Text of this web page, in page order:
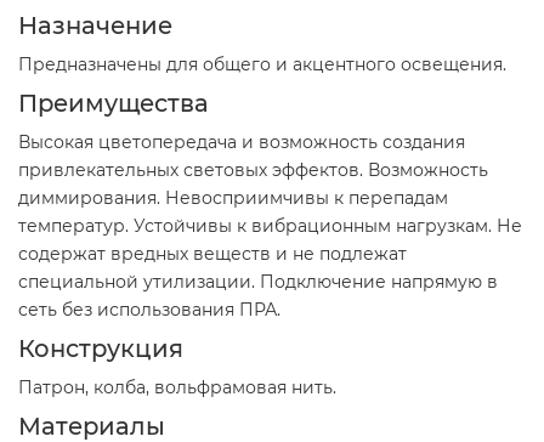
Назначение
Предназначены для общего и акцентного освещения.
Преимущества
Высокая цветопередача и возможность создания
привлекательных световых эффектов. Возможность
диммирования. Невосприимчивы к перепадам
температур. Устойчивы к вибрационным нагрузкам. Не
содержат вредных веществ и не подлежат
специальной утилизации. Подключение напрямую в
сеть без использования ПРА.
Конструкция
Патрон, колба, вольфрамовая нить.
Материалы